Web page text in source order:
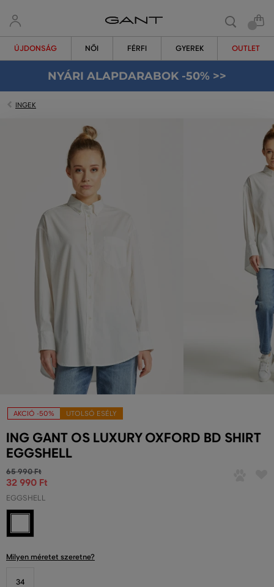
ÚJDONSÁG NŐI FÉRFI GYEREK OUTLET
NYÁRI ALAPDARABOK -50% >>
INGEK
AKCIÓ -50% UTOLSÓ ESÉLY
ING GANT OS LUXURY OXFORD BD SHIRT
EGGSHELL
65 990 Ft
32 990 Ft
EGGSHELL
Milyen méretet szeretne?
34